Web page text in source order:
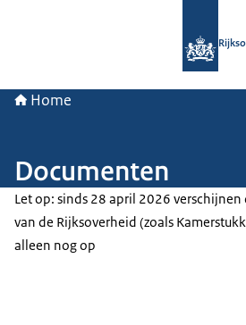
Home
Documenten
Let op: sinds 28 april 2026
van de Rijksoverheid (zoals
alleen nog op